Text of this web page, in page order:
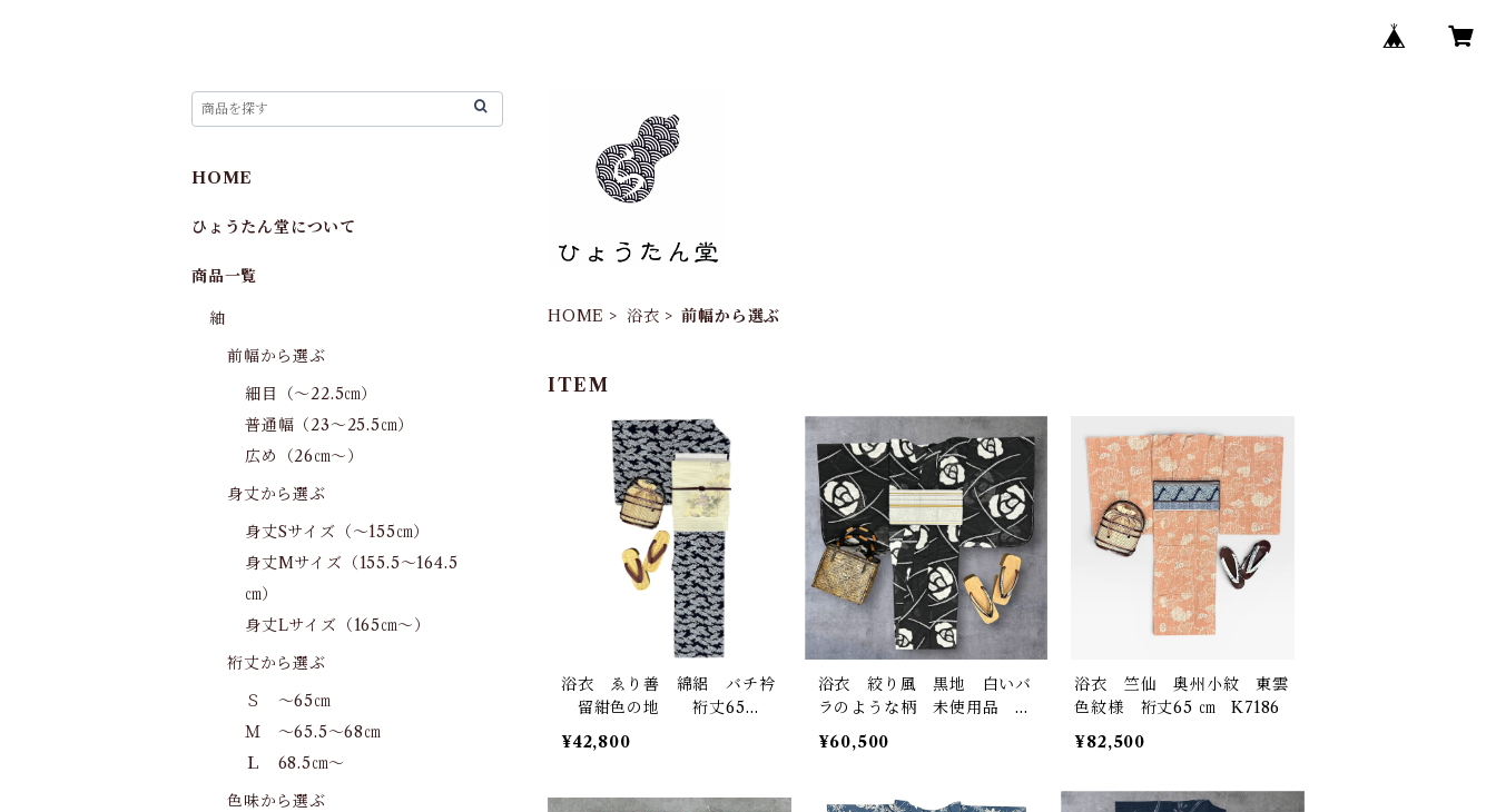
HOME 浴衣 前幅から選ぶ
ITEM
浴衣 ゑり善 綿絽 バチ衿
留紺色の地 裄丈65
㎝ K4711
¥42,800
浴衣 絞り風 黒地 白いバ
ラのような柄 未使用品 裄
丈66.5㎝ K7187
¥60,500
浴衣 竺仙 奥州小紋 東雲
色紋様 裄丈65 ㎝ K7186
¥82,500
HOME
ひょうたん堂について
商品一覧
紬
前幅から選ぶ
細目（～22.5㎝）
普通幅（23～25.5㎝）
広め（26㎝～）
身丈から選ぶ
身丈Sサイズ（～155㎝）
身丈Mサイズ（155.5～164.5
㎝）
身丈Lサイズ（165㎝～）
裄丈から選ぶ
Ｓ ～65㎝
Ｍ ～65.5～68㎝
Ｌ 68.5㎝～
色味から選ぶ